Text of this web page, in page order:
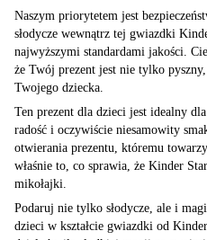
Naszym priorytetem jest
słodycze wewnątrz tej gwiazdki
najwyższymi standardami jakości.
że Twój prezent jest nie tylko
Twojego dziecka.
Ten prezent dla dzieci jest idealny
radość i oczywiście niesamowity
otwierania prezentu, któremu
właśnie to, co sprawia, że Kinder
mikołajki.
Podaruj nie tylko słodycze, ale i
dzieci w kształcie gwiazdki od